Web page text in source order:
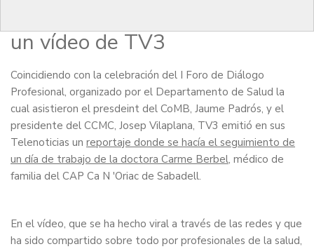
familia triunfa en las redes en
un vídeo de TV3
Coincidiendo con la celebración del I Foro de Diálogo
Profesional, organizado por el Departamento de Salud la
cual asistieron el presdeint del CoMB, Jaume Padrós, y el
presidente del CCMC, Josep Vilaplana, TV3 emitió en sus
Telenoticias un reportaje donde se hacía el seguimiento de
un día de trabajo de la doctora Carme Berbel, médico de
familia del CAP Ca N 'Oriac de Sabadell.
En el vídeo, que se ha hecho viral a través de las redes y que
ha sido compartido sobre todo por profesionales de la salud,